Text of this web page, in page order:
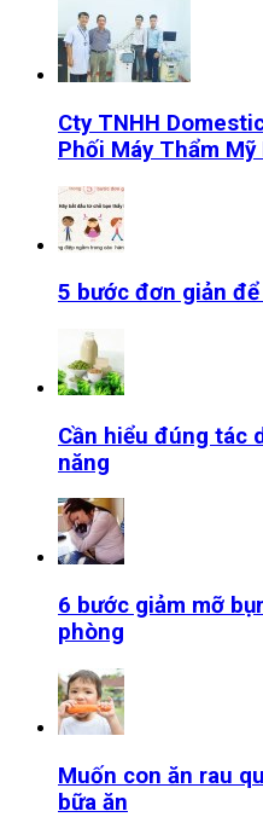
Cty TNHH
Phối Máy Thẩm Mỹ
5 bước đơn giản
Cần hiểu đúng tác
năng
6 bước giảm mỡ
phòng
Muốn con ăn rau
bữa ăn